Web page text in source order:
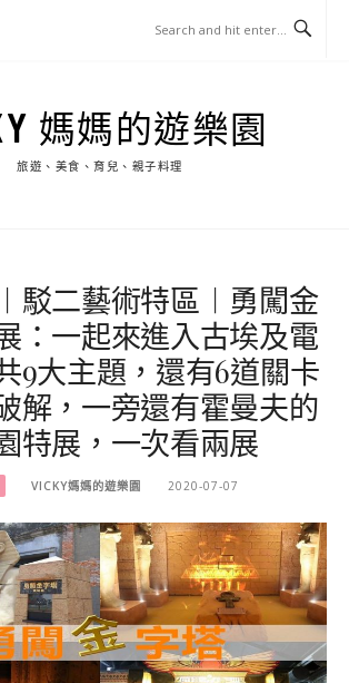
媽媽的遊樂園
旅遊、美食、育兒、親子料理
駁二藝術特區︱勇闖金
：一起來進入古埃及電
9大主題，還有6道關卡
解，一旁還有霍曼夫的
特展，一次看兩展
VICKY媽媽的遊樂園 2020-07-07